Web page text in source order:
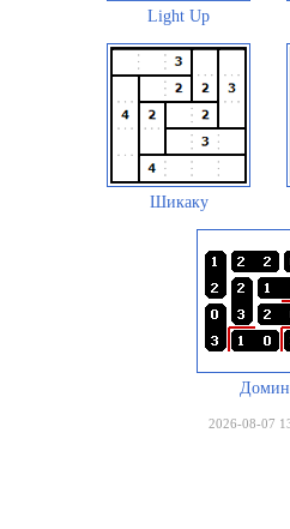
Light Up
Шикаку
2026-08-07